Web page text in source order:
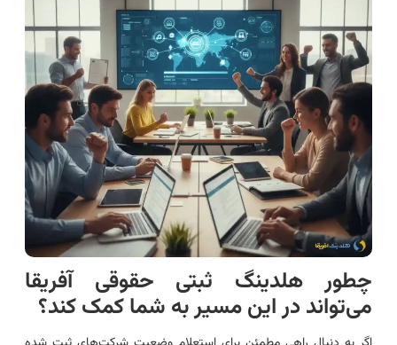
چطور هلدینگ ثبتی حقوقی آفریقا
می‌تواند در این مسیر به شما کمک کند؟